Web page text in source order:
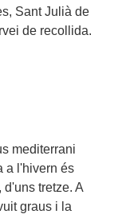
Sant Julià de
de recollida.
mediterrani
a l'hivern és
tretze. A
graus i la